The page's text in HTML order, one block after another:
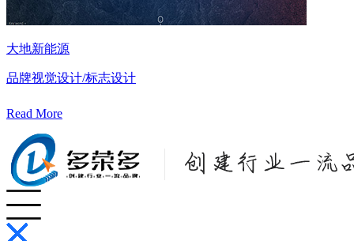
大地新能源
品牌视觉设计/标志设计
Read More